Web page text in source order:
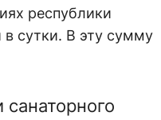
республики
сутки. В эту сумму